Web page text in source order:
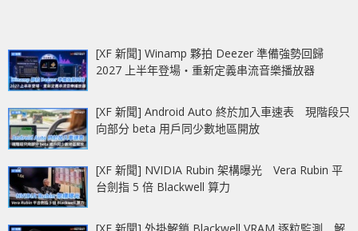
[XF 新聞] Winamp 夥拍 Deezer 準備強勢回歸
2027 上半年登場‧重新定義串流音樂播放器
[XF 新聞] Android Auto 終於加入車速表 現階段只
向部分 beta 用戶同少數地區開放
[XF 新聞] NVIDIA Rubin 架構曝光 Vera Rubin 平
台劍指 5 倍 Blackwell 算力